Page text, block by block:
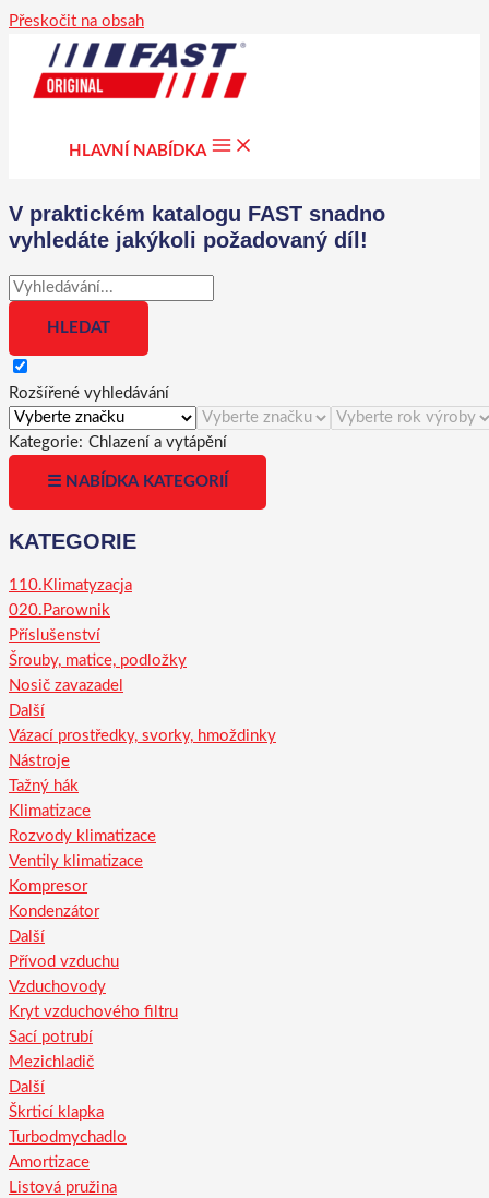
Přeskočit na obsah
HLAVNÍ NABÍDKA
V praktickém katalogu FAST snadno
vyhledáte jakýkoli požadovaný díl!
Rozšířené vyhledávání
Kategorie: Chlazení a vytápění
☰ NABÍDKA KATEGORIÍ
KATEGORIE
110.Klimatyzacja
020.Parownik
Příslušenství
Šrouby, matice, podložky
Nosič zavazadel
Další
Vázací prostředky, svorky, hmoždinky
Nástroje
Tažný hák
Klimatizace
Rozvody klimatizace
Ventily klimatizace
Kompresor
Kondenzátor
Další
Přívod vzduchu
Vzduchovody
Kryt vzduchového filtru
Sací potrubí
Mezichladič
Další
Škrticí klapka
Turbodmychadlo
Amortizace
Listová pružina